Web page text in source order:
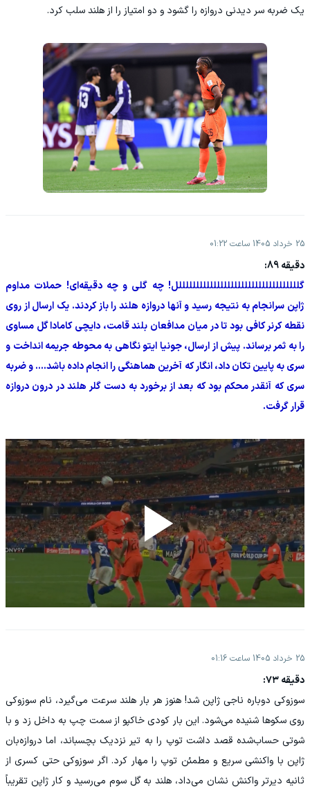
یک ضربه سر دیدنی دروازه را گشود و دو امتیاز را از هلند سلب کرد.
25 خرداد 1405 ساعت 01:22
دقیقه 89:
گلللللللللللللللللللللللللللللللللللل! چه گلی و چه دقیقه‌ای! حملات مداوم
ژاپن سرانجام به نتیجه رسید و آنها دروازه هلند را باز کردند. یک ارسال از روی
نقطه کرنر کافی بود تا در میان مدافعان بلند قامت، دایچی کامادا گل مساوی
را به ثمر برساند. پیش از ارسال، جونیا ایتو نگاهی به محوطه جریمه انداخت و
سری به پایین تکان داد، انگار که آخرین هماهنگی را انجام داده باشد.... و ضربه
سری که آنقدر محکم بود که بعد از برخورد به دست گلر هلند در درون دروازه
قرار گرفت.
25 خرداد 1405 ساعت 01:16
دقیقه ۷۳:
سوزوکی دوباره ناجی ژاپن شد! هنوز هر بار هلند سرعت می‌گیرد، نام سوزوکی
روی سکوها شنیده می‌شود. این بار کودی خاکپو از سمت چپ به داخل زد و با
شوتی حساب‌شده قصد داشت توپ را به تیر نزدیک بچسباند، اما دروازه‌بان
ژاپن با واکنشی سریع و مطمئن توپ را مهار کرد. اگر سوزوکی حتی کسری از
ثانیه دیرتر واکنش نشان می‌داد، هلند به گل سوم می‌رسید و کار ژاپن تقریباً